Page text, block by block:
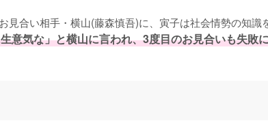
見合い相手・横山(藤森慎吾)に、寅子は社会情勢の知識
意気な」と横山に言われ、3度目のお見合いも失敗